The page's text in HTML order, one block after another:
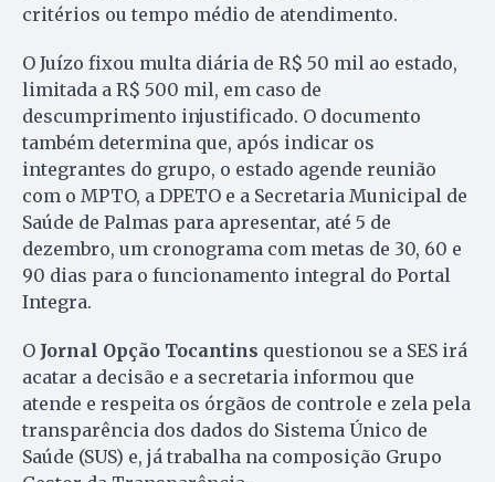
critérios ou tempo médio de atendimento.
O Juízo fixou multa diária de R$ 50 mil ao estado,
limitada a R$ 500 mil, em caso de
descumprimento injustificado. O documento
também determina que, após indicar os
integrantes do grupo, o estado agende reunião
com o MPTO, a DPETO e a Secretaria Municipal de
Saúde de Palmas para apresentar, até 5 de
dezembro, um cronograma com metas de 30, 60 e
90 dias para o funcionamento integral do Portal
Integra.
O Jornal Opção Tocantins questionou se a SES irá
acatar a decisão e a secretaria informou que
atende e respeita os órgãos de controle e zela pela
transparência dos dados do Sistema Único de
Saúde (SUS) e, já trabalha na composição Grupo